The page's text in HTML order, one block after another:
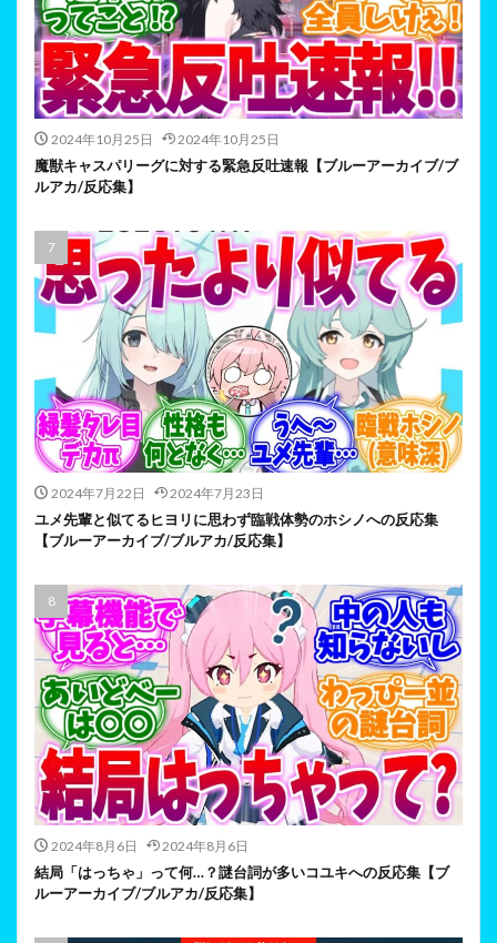
2024年10月25日 2024年10月25日
魔獣キャスパリーグに対する緊急反吐速報【ブルーアーカイブ/ブ
ルアカ/反応集】
2024年7月22日 2024年7月23日
ユメ先輩と似てるヒヨリに思わず臨戦体勢のホシノへの反応集
【ブルーアーカイブ/ブルアカ/反応集】
2024年8月6日 2024年8月6日
結局「はっちゃ」って何…？謎台詞が多いコユキへの反応集【ブ
ルーアーカイブ/ブルアカ/反応集】